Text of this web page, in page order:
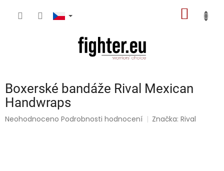
Boxerské bandáže Rival Mexican
Handwraps
Průměrné
Neohodnoceno Podrobnosti hodnocení Značka:Rival